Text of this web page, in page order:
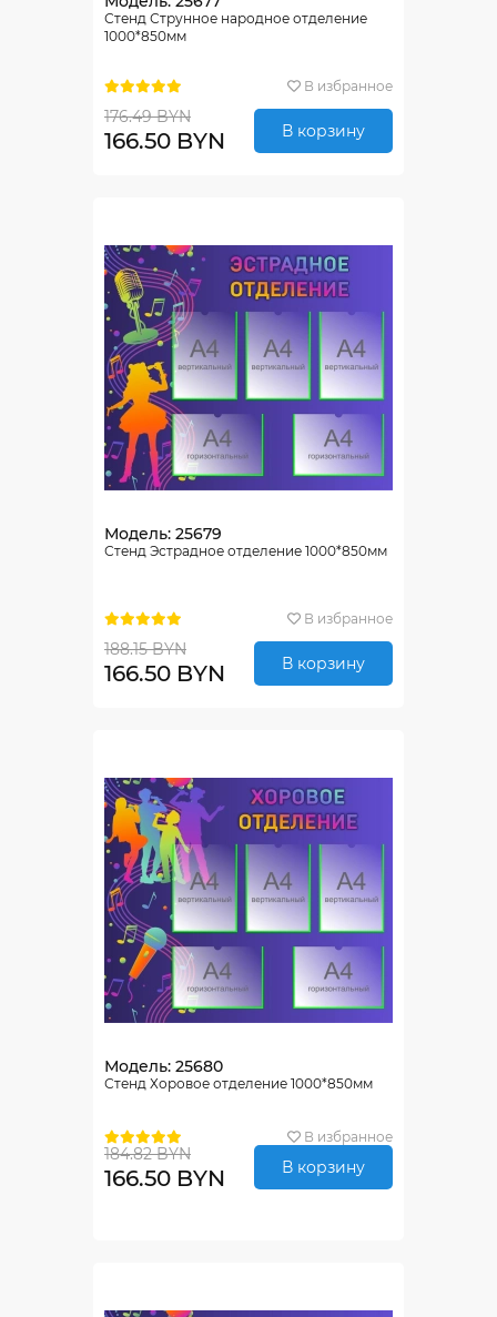
Стенд Струнное народное отделение
1000*850мм
В избранное
176.49 BYN
166.50 BYN В корзину
Модель: 25679
Стенд Эстрадное отделение 1000*850мм
В избранное
188.15 BYN
166.50 BYN В корзину
Модель: 25680
Стенд Хоровое отделение 1000*850мм
В избранное
184.82 BYN
166.50 BYN В корзину